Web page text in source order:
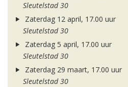
Sleutelstad 30
Zaterdag 12 april, 17.00 uur
Sleutelstad 30
Zaterdag 5 april, 17.00 uur
Sleutelstad 30
Zaterdag 29 maart, 17.00 uur
Sleutelstad 30